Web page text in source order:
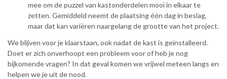
mee om de puzzel van kastonderdelen mooi in elkaar te
zetten. Gemiddeld neemt de plaatsing één dag in beslag,
maar dat kan variëren naargelang de grootte van het project.
We blijven voor je klaarstaan, ook nadat de kast is geïnstalleerd.
Doet er zich onverhoopt een probleem voor of heb je nog
bijkomende vragen? In dat geval komen we vrijwel meteen langs en
helpen we je uit de nood.